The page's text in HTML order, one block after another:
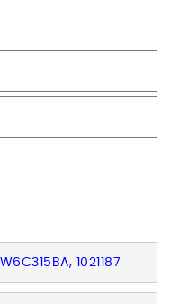
1021187